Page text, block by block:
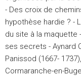
- Des croix de
hypothèse hardie ? -
du site à la maquette
ses secrets - Aynard
Panissod (1667-
Cormaranche-en-